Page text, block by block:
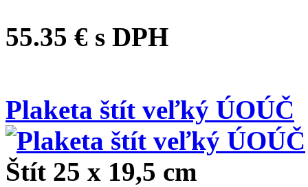
55.35 € s DPH
Plaketa štít veľký ÚOÚČ
Štít 25 x 19,5 cm